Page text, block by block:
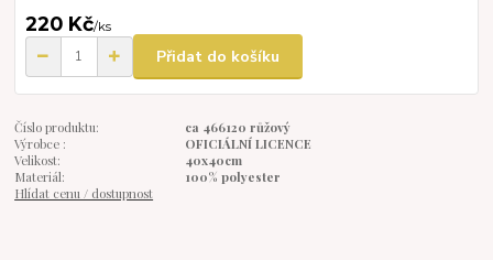
220 Kč/ks
Přidat do košíku
Číslo produktu:
ca 466120 růžový
Výrobce :
OFICIÁLNÍ LICENCE
Velikost:
40x40cm
Materiál:
100% polyester
Hlídat cenu / dostupnost